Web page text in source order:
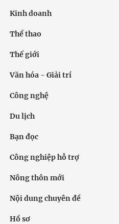
Kinh doanh
Thể thao
Thế giới
Văn hóa - Giải trí
Công nghệ
Du lịch
Bạn đọc
Công nghiệp hỗ trợ
Nông thôn mới
Nội dung chuyên đề
Hồ sơ